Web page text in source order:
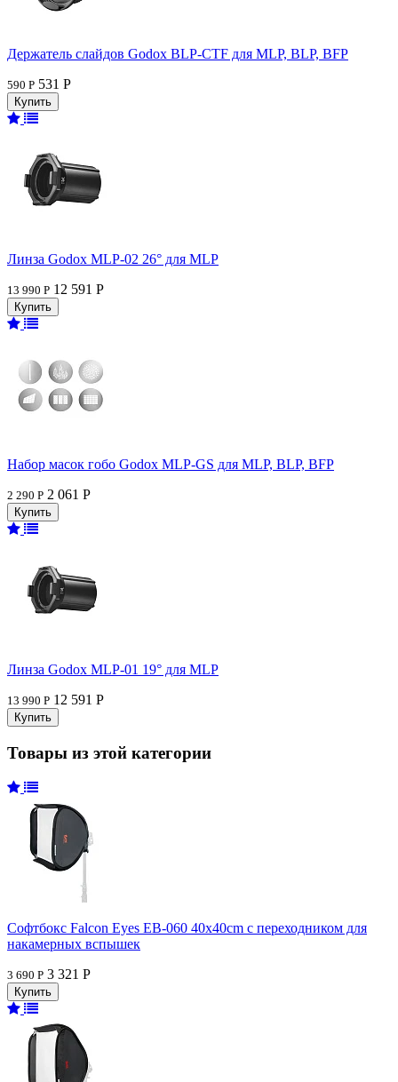
Держатель слайдов Godox BLP-CTF для MLP, BLP, BFP
590 Р 531 Р
Линза Godox MLP-02 26° для MLP
13 990 Р 12 591 Р
Набор масок гобо Godox MLP-GS для MLP, BLP, BFP
2 290 Р 2 061 Р
Линза Godox MLP-01 19° для MLP
13 990 Р 12 591 Р
Товары из этой категории
Софтбокс Falcon Eyes EB-060 40x40cm с переходником для
накамерных вспышек
3 690 Р 3 321 Р